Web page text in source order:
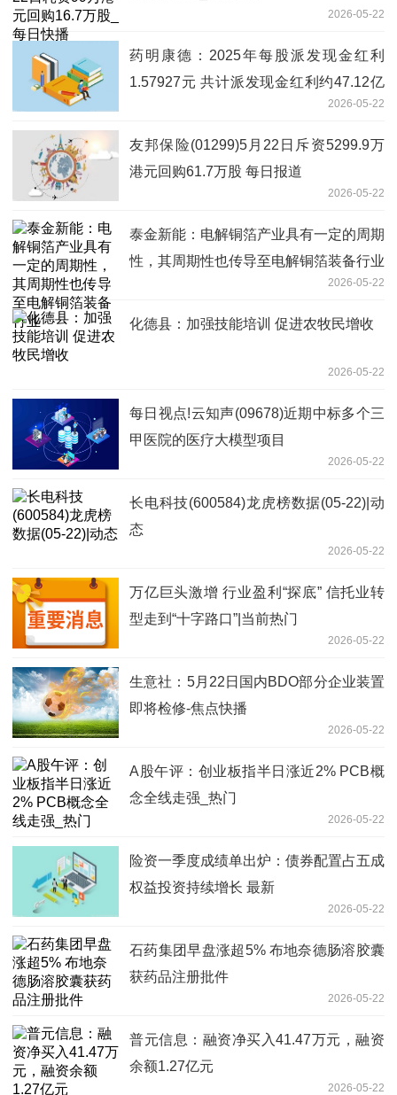
2026-05-22
药明康德：2025年每股派发现金红利
1.57927元 共计派发现金红利约47.12亿
2026-05-22
友邦保险(01299)5月22日斥资5299.9万
港元回购61.7万股 每日报道
2026-05-22
泰金新能：电解铜箔产业具有一定的周期
性，其周期性也传导至电解铜箔装备行业
2026-05-22
化德县：加强技能培训 促进农牧民增收
2026-05-22
每日视点!云知声(09678)近期中标多个三
甲医院的医疗大模型项目
2026-05-22
长电科技(600584)龙虎榜数据(05-22)|动
态
2026-05-22
万亿巨头激增 行业盈利“探底” 信托业转
型走到“十字路口”|当前热门
2026-05-22
生意社：5月22日国内BDO部分企业装置
即将检修-焦点快播
2026-05-22
A股午评：创业板指半日涨近2% PCB概
念全线走强_热门
2026-05-22
险资一季度成绩单出炉：债券配置占五成
权益投资持续增长 最新
2026-05-22
石药集团早盘涨超5% 布地奈德肠溶胶囊
获药品注册批件
2026-05-22
普元信息：融资净买入41.47万元，融资
余额1.27亿元
2026-05-22